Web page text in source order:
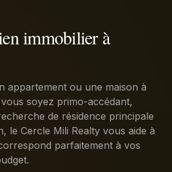
immobilier à
appartement ou une maison à
soyez primo-accédant,
de résidence principale
le Cercle Mili Realty vous aide à
parfaitement à vos